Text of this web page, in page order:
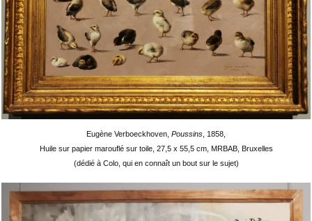
Eugène Verboeckhoven, Poussins , 1858,
Huile sur papier marouflé sur toile, 27,5 x 55,5 cm, MRBAB, Bruxelles
(dédié à Colo, qui en connaît un bout sur le sujet)